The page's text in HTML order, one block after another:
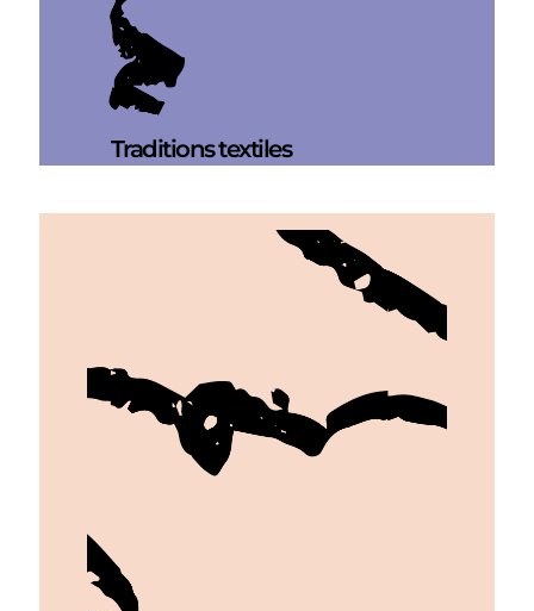
Traditions textiles